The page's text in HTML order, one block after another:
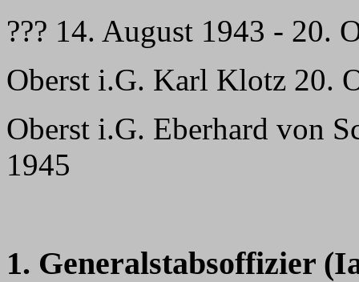
??? 14. August 1943 - 20.
Oberst i.G. Karl Klotz 20.
Oberst i.G. Eberhard von
1945
1. Generalstabsoffizier